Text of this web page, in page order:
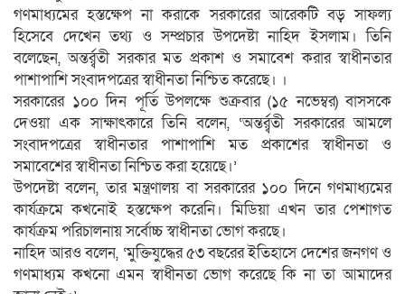
গণমাধ্যমের হস্তক্ষেপ না করাকে সরকারের আরেকটি বড় সাফল্য
হিসেবে দেখেন তথ্য ও সম্প্রচার উপদেষ্টা নাহিদ ইসলাম। তিনি
বলেছেন, অন্তর্র্বতী সরকার মত প্রকাশ ও সমাবেশ করার স্বাধীনতার
পাশাপাশি সংবাদপত্রের স্বাধীনতা নিশ্চিত করেছে। ।
সরকারের ১০০ দিন পূর্তি উপলক্ষে শুক্রবার (১৫ নভেম্বর) বাসসকে
দেওয়া এক সাক্ষাৎকারে তিনি বলেন, ‘অন্তর্র্বতী সরকারের আমলে
সংবাদপত্রের স্বাধীনতার পাশাপাশি মত প্রকাশের স্বাধীনতা ও
সমাবেশের স্বাধীনতা নিশ্চিত করা হয়েছে।’
উপদেষ্টা বলেন, তার মন্ত্রণালয় বা সরকারের ১০০ দিনে গণমাধ্যমের
কার্যক্রমে কখনোই হস্তক্ষেপ করেনি। মিডিয়া এখন তার পেশাগত
কার্যক্রম পরিচালনায় সর্বোচ্চ স্বাধীনতা ভোগ করছে।
নাহিদ আরও বলেন, ‘মুক্তিযুদ্ধের ৫৩ বছরের ইতিহাসে দেশের জনগণ ও
গণমাধ্যম কখনো এমন স্বাধীনতা ভোগ করেছে কি না তা আমাদের